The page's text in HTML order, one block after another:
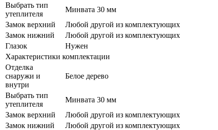
Выбрать тип
утеплителя
Минвата 30 мм
Замок верхний
Любой другой из комплектующих
Замок нижний
Любой другой из комплектующих
Глазок
Нужен
Характеристики комплектации
Отделка
снаружи и
внутри
Белое дерево
Выбрать тип
утеплителя
Минвата 30 мм
Замок верхний
Любой другой из комплектующих
Замок нижний
Любой другой из комплектующих